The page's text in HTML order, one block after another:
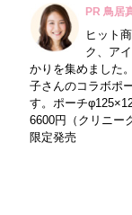
PR 鳥居
ヒット
ク、ア
かりを集めました
子さんのコラボポ
す。ポーチ
6600円（クリニ
限定発売